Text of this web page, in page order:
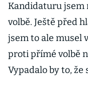
Kandidaturu jsem
volbě. Ještě před
jsem to ale musel
proti přímé volbě
Vypadalo by to,